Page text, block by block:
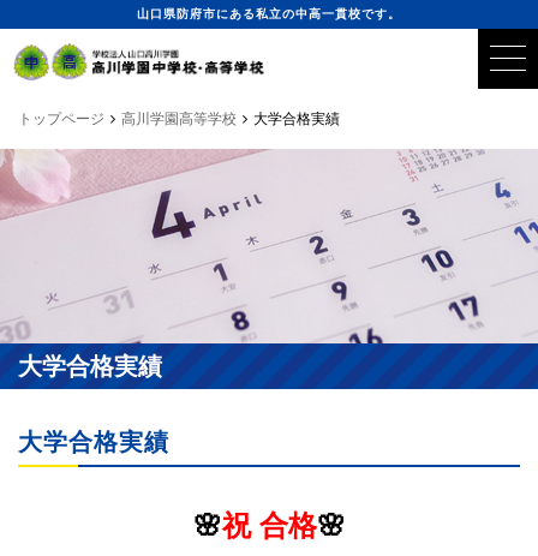
山口県防府市にある私立の中高一貫校です。
トップページ 高川学園高等学校 大学合格実績
大学合格実績
大学合格実績
🌸祝 合格🌸